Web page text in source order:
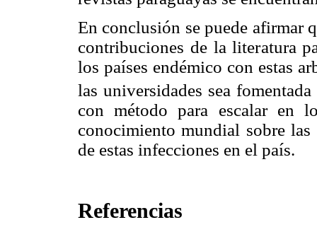
En conclusión se puede afirmar
contribuciones de la literatura
los países endémico con estas
las universidades sea
con método para escalar en
conocimiento mundial sobre
de estas infecciones en el país.
Referencias